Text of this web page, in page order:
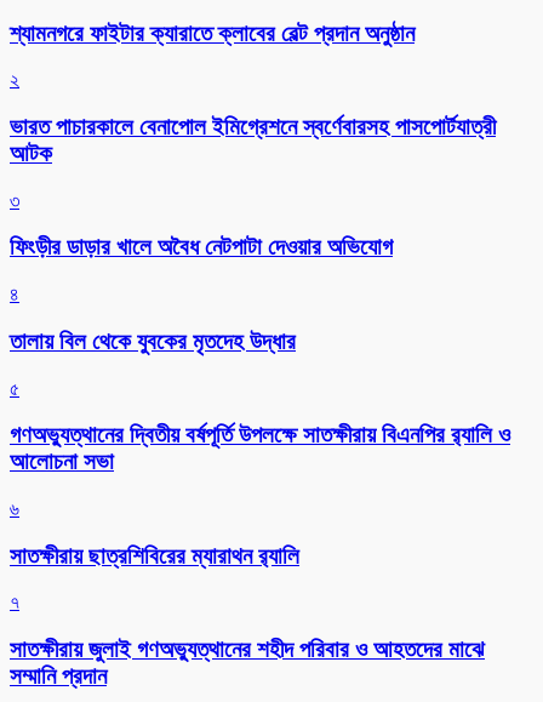
শ্যামনগরে ফাইটার ক্যারাতে ক্লাবের বেল্ট প্রদান অনুষ্ঠান
২
ভারত পাচারকালে বেনাপোল ইমিগ্রেশনে স্বর্ণেবারসহ পাসপোর্টযাত্রী
আটক
৩
ফিংড়ীর ডাড়ার খালে অবৈধ নেটপাটা দেওয়ার অভিযোগ
৪
তালায় বিল থেকে যুবকের মৃতদেহ উদ্ধার
৫
গণঅভ্যুত্থানের দ্বিতীয় বর্ষপূর্তি উপলক্ষে সাতক্ষীরায় বিএনপির র‌্যালি ও
আলোচনা সভা
৬
সাতক্ষীরায় ছাত্রশিবিরের ম্যারাথন র‌্যালি
৭
সাতক্ষীরায় জুলাই গণঅভ্যুত্থানের শহীদ পরিবার ও আহতদের মাঝে
সম্মানি প্রদান